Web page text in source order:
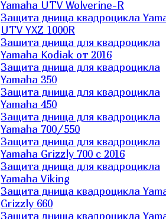
Yamaha UTV Wolverine-R
Защита днища квадроцикла
UTV YXZ 1000R
Зашита днища для квадроцикла
Yamaha Kodiak от 2016
Защита днища для квадроцикла
Yamaha 350
Защита днища для квадроцикла
Yamaha 450
Защита днища для квадроцикла
Yamaha 700/550
Защита днища для квадроцикла
Yamaha Grizzly 700 с 2016
Защита днища для квадроцикла
Yamaha Viking
Защита днища квадроцикла
Grizzly 660
Защита днища квадроцикла